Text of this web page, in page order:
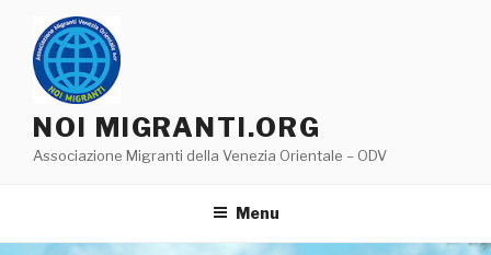
contenuto
NOI MIGRANTI.ORG
Associazione Migranti della Venezia Orientale – ODV
Menu